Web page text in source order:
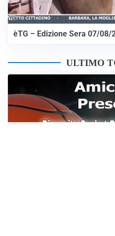
èTG – Edizione Sera 07/08/
ULTIMO